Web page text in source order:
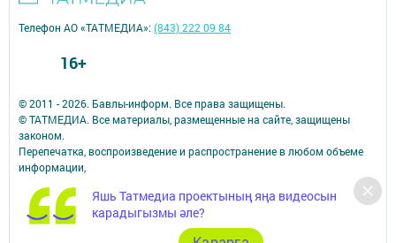
Яшь Татмедиа проектының яңа видеосын
карадыгызмы әле?
© 2011 - 2026. Бавлы-информ. Все права защищены.
© ТАТМЕДИА. Все материалы, размещенные на сайте, защищены
законом.
Перепечатка, воспроизведение и распространение в любом объеме
информации,
редакций СМИ.
При поддержке Республиканского агентства по печати и массовым
Телефон АО «ТАТМЕДИА»:(843) 222 09 84
16+